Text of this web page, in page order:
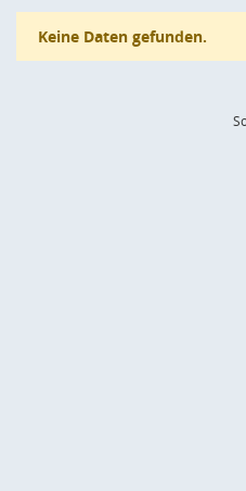
Keine Daten gefunden.